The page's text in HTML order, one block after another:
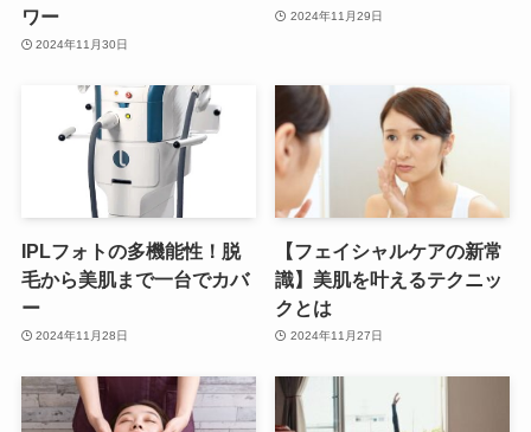
ワー
2024年11月30日
2024年11月29日
IPLフォトの多機能性！脱
毛から美肌まで一台でカバ
ー
2024年11月28日
【フェイシャルケアの新常
識】美肌を叶えるテクニッ
クとは
2024年11月27日